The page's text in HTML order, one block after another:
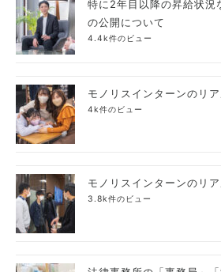
特に2年目以降の昇給状況
の公開について
4.4k件のビュー
モノリスインターンのリ
4k件のビュー
モノリスインターンのリ
3.8k件のビュー